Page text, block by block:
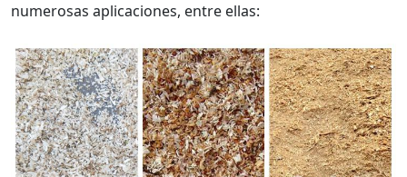
numerosas aplicaciones, entre ellas: